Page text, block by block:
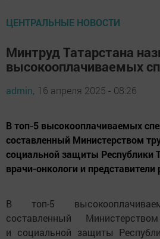
ЦЕНТРАЛЬНЫЕ НОВОСТИ
Минтруд Татарстана
высокооплачиваемых
admin, 16 апреля 2025 - 08:26
В топ-5 высокооплачиваемых
составленный Министерством
социальной защиты Республики
врачи-онкологи и
В топ-5
составленный
и социальной защиты